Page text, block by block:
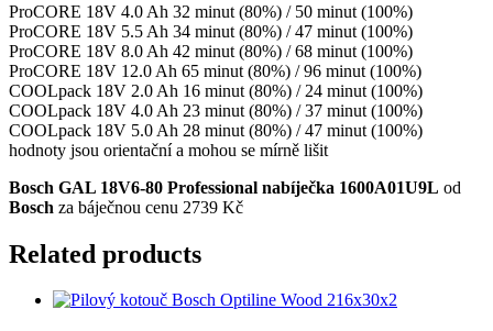
ProCORE 18V 4.0 Ah 32 minut (80%) / 50 minut (100%)
ProCORE 18V 5.5 Ah 34 minut (80%) / 47 minut (100%)
ProCORE 18V 8.0 Ah 42 minut (80%) / 68 minut (100%)
ProCORE 18V 12.0 Ah 65 minut (80%) / 96 minut (100%)
COOLpack 18V 2.0 Ah 16 minut (80%) / 24 minut (100%)
COOLpack 18V 4.0 Ah 23 minut (80%) / 37 minut (100%)
COOLpack 18V 5.0 Ah 28 minut (80%) / 47 minut (100%)
hodnoty jsou orientační a mohou se mírně lišit
Bosch GAL 18V6-80 Professional nabíječka 1600A01U9L od
Bosch za báječnou cenu 2739 Kč
Related products